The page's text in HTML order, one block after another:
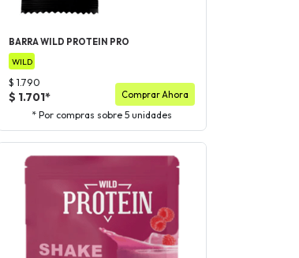
BARRA WILD PROTEIN PRO
WILD
$ 1.790
$ 1.701* Comprar Ahora
* Por compras sobre 5 unidades